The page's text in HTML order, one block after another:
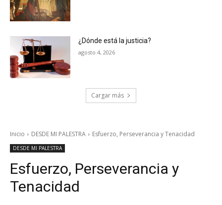
¿Dónde está la justicia?
agosto 4, 2026
Cargar más